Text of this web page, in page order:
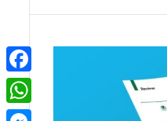
Facebook
WhatsApp